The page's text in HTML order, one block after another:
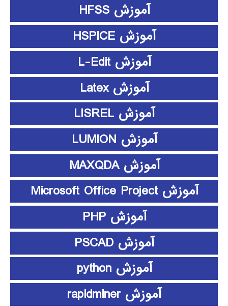
آموزش HFSS
آموزش HSPICE
آموزش L-Edit
آموزش Latex
آموزش LISREL
آموزش LUMION
آموزش MAXQDA
آموزش Microsoft Office Project
آموزش PHP
آموزش PSCAD
آموزش python
آموزش rapidminer